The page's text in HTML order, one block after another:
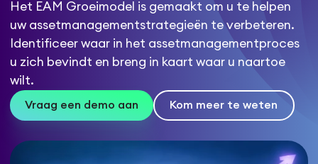
Het EAM Groeimodel is gemaakt om u te helpen
uw assetmanagementstrategieën te verbeteren.
Identificeer waar in het assetmanagementproces
u zich bevindt en breng in kaart waar u naartoe
wilt.
Vraag een demo aan Kom meer te weten